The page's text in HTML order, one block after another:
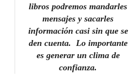
libros podremos mandarles
mensajes y sacarles
información casi sin que se
den cuenta. Lo importante
es generar un clima de
confianza.